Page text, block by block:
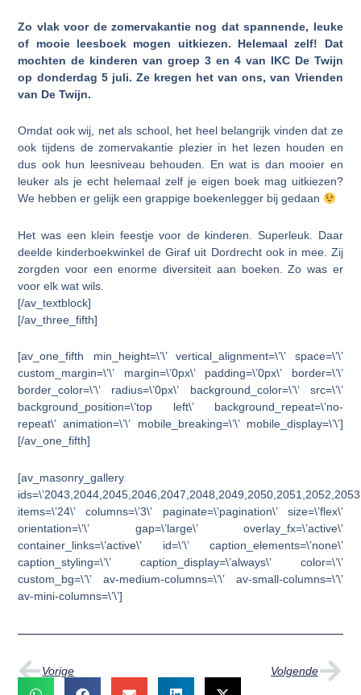
Zo vlak voor de zomervakantie nog dat spannende, leuke
of mooie leesboek mogen uitkiezen. Helemaal zelf! Dat
mochten de kinderen van groep 3 en 4 van IKC De Twijn
op donderdag 5 juli. Ze kregen het van ons, van Vrienden
van De Twijn.
Omdat ook wij, net als school, het heel belangrijk vinden dat ze
ook tijdens de zomervakantie plezier in het lezen houden en
dus ook hun leesniveau behouden. En wat is dan mooier en
leuker als je echt helemaal zelf je eigen boek mag uitkiezen?
We hebben er gelijk een grappige boekenlegger bij gedaan
Het was een klein feestje voor de kinderen. Superleuk. Daar
deelde kinderboekwinkel de Giraf uit Dordrecht ook in mee. Zij
zorgden voor een enorme diversiteit aan boeken. Zo was er
voor elk wat wils.
[/av_textblock]
[/av_three_fifth]
[av_one_fifth min_height=\’\’ vertical_alignment=\’\’ space=\’\’
custom_margin=\’\’ margin=\’0px\’ padding=\’0px\’ border=\’\’
border_color=\’\’ radius=\’0px\’ background_color=\’\’ src=\’\’
background_position=\’top left\’ background_repeat=\’no-
repeat\’ animation=\’\’ mobile_breaking=\’\’ mobile_display=\’\’]
[/av_one_fifth]
[av_masonry_gallery
items=\’24\’ columns=\’3\’ paginate=\’pagination\’ size=\’flex\’
orientation=\’\’ gap=\’large\’ overlay_fx=\’active\’
container_links=\’active\’ id=\’\’ caption_elements=\’none\’
caption_styling=\’\’ caption_display=\’always\’ color=\’\’
custom_bg=\’\’ av-medium-columns=\’\’ av-small-columns=\’\’
av-mini-columns=\’\’]
Vorige
Vorige Volgende